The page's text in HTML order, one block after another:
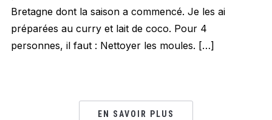
Bretagne dont la saison a commencé. Je les ai
préparées au curry et lait de coco. Pour 4
personnes, il faut : Nettoyer les moules. […]
EN SAVOIR PLUS